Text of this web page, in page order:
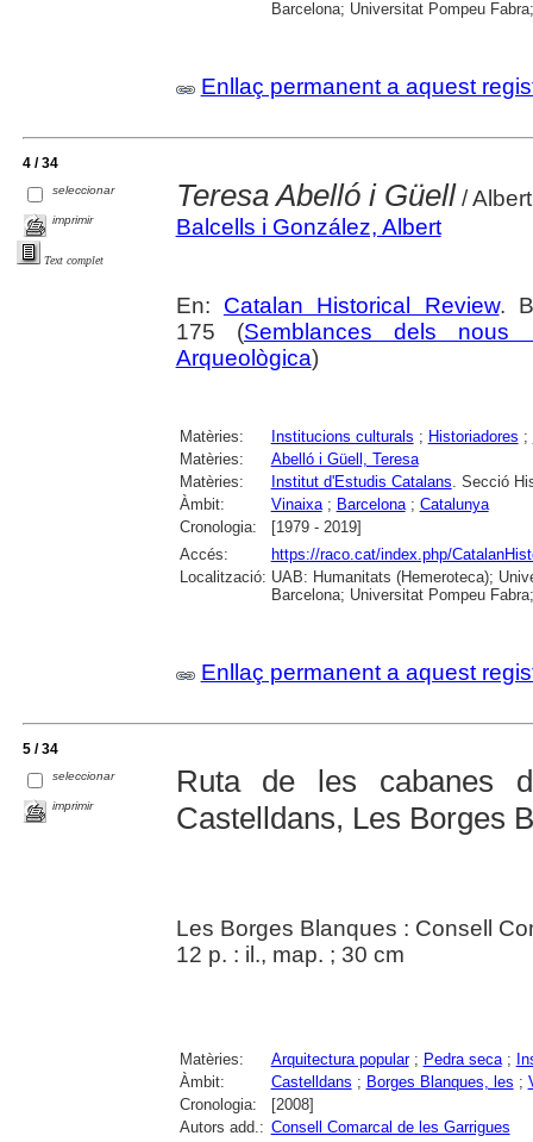
Barcelona; Universitat Pompeu
Enllaç permanent a aquest
4 / 34
seleccionar
imprimir
Text complet
Teresa Abelló i Güell/
Balcells i González, Albert
En: Catalan Historical Review.
175 (Semblances dels nous
Arqueològica)
Matèries: Institucions culturals ; Historiadores ;
Matèries:
Abelló i Güell, Teresa
Matèries:
Institut d'Estudis Catalans. Secció
Àmbit:
Vinaixa; Barcelona; Catalunya
Cronologia:
[1979 - 2019]
Accés:
https://raco.cat/index.php/
Localització: UAB: Humanitats (Hemeroteca);
Barcelona; Universitat Pompeu
Enllaç permanent a aquest
5 / 34
seleccionar
imprimir
Ruta de les cabanes
Castelldans, Les Borges
Les Borges Blanques : Consell
12 p. : il., map. ; 30 cm
Matèries: Arquitectura popular; Pedra seca;
Àmbit:
Castelldans ; Borges Blanques, les ;
Cronologia:
[2008]
Autors add.: Consell Comarcal de les Garrigues